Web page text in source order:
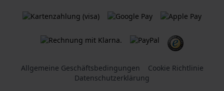
Allgemeine Geschäftsbedingungen
Cookie Richtlinie
Datenschutzerklärung